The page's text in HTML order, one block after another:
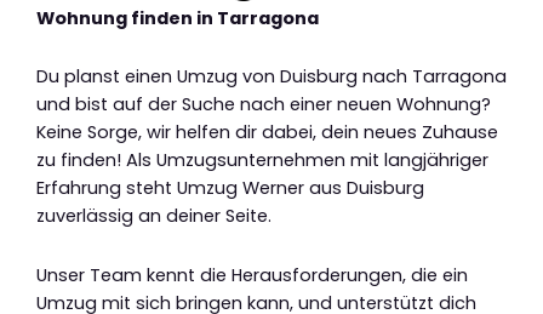
Wohnung finden in Tarragona
Du planst einen Umzug von Duisburg nach Tarragona
und bist auf der Suche nach einer neuen Wohnung?
Keine Sorge, wir helfen dir dabei, dein neues Zuhause
zu finden! Als Umzugsunternehmen mit langjähriger
Erfahrung steht Umzug Werner aus Duisburg
zuverlässig an deiner Seite.
Unser Team kennt die Herausforderungen, die ein
Umzug mit sich bringen kann, und unterstützt dich